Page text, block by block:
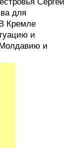
для
Кремле
и
Молдавию и